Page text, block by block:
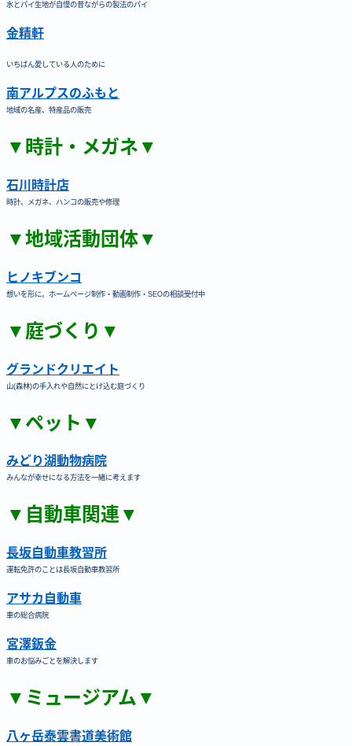
水とパイ生地が自慢の昔ながらの製法のパイ
金精軒
いちばん愛している人のために
南アルプスのふもと
地域の名産、特産品の販売
▼時計・メガネ▼
石川時計店
時計、メガネ、ハンコの販売や修理
▼地域活動団体▼
ヒノキブンコ
想いを形に。ホームページ制作・動画制作・SEOの相談受付中
▼庭づくり▼
グランドクリエイト
山(森林)の手入れや自然にとけ込む庭づくり
▼ペット▼
みどり湖動物病院
みんなが幸せになる方法を一緒に考えます
▼自動車関連▼
長坂自動車教習所
運転免許のことは長坂自動車教習所
アサカ自動車
車の総合病院
宮澤鈑金
車のお悩みごとを解決します
▼ミュージアム▼
八ヶ岳泰雲書道美術館